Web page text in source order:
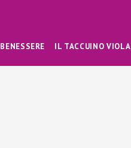
BENESSERE IL TACCUINO VIOLA